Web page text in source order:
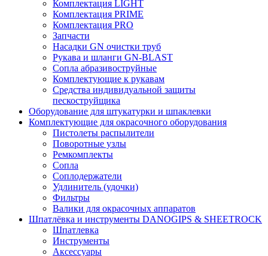
Комплектация LIGHT
Комплектация PRIME
Комплектация PRO
Запчасти
Насадки GN очистки труб
Рукава и шланги GN-BLAST
Сопла абразивоструйные
Комплектующие к рукавам
Средства индивидуальной защиты
пескоструйщика
Оборудование для штукатурки и шпаклевки
Комплектующие для окрасочного оборудования
Пистолеты распылители
Поворотные узлы
Ремкомплекты
Сопла
Соплодержатели
Удлинитель (удочки)
Фильтры
Валики для окрасочных аппаратов
Шпатлёвка и инструменты DANOGIPS & SHEETROCK
Шпатлевка
Инструменты
Аксессуары